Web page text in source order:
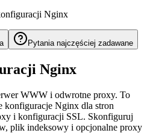
Nginx
Pytania najczęściej zadawane
Nginx
WWW i odwrotne proxy. To
konfiguracje Nginx dla stron
i konfiguracji SSL. Skonfiguruj
plik indeksowy i opcjonalne proxy